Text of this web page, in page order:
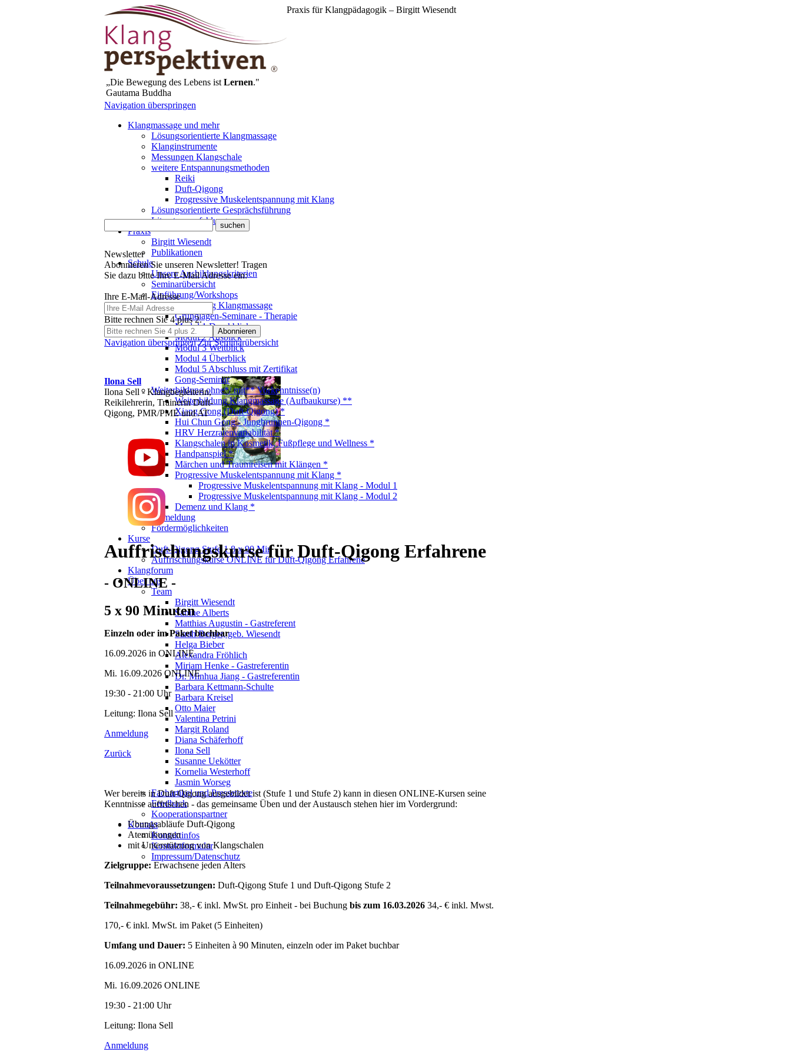
Praxis für Klangpädagogik – Birgitt Wiesendt
„Die Bewegung des Lebens ist Lernen."
Gautama Buddha
Navigation überspringen
Klangmassage und mehr
Lösungsorientierte Klangmassage
Klanginstrumente
Messungen Klangschale
weitere Entspannungsmethoden
Reiki
Duft-Qigong
Progressive Muskelentspannung mit Klang
Lösungsorientierte Gesprächsführung
Literaturempfehlungen
Praxis
Birgitt Wiesendt
Publikationen
Schule
Unsere Ausbildungskriterien
Seminarübersicht
Einführung/Workshops
Grundausbildung Klangmassage
Grundlagen-Seminare - Therapie
Modul 1 Durchblick
Modul 2 Ausblick
Modul 3 Weitblick
Modul 4 Überblick
Modul 5 Abschluss mit Zertifikat
Gong-Seminar
Weiterbildung ohne*/ mit** Vorkenntnisse(n)
Weiterbildung Klangmassage (Aufbaukurse) **
Xiang Gong (Duft-Qigong) *
Hui Chun Gong - Jungbrunnen-Qigong *
HRV Herzratenvariabilität *
Klangschalen in Kosmetik, Fußpflege und Wellness *
Handpanspiel *
Märchen und Traumreisen mit Klängen *
Progressive Muskelentspannung mit Klang *
Progressive Muskelentspannung mit Klang - Modul 1
Progressive Muskelentspannung mit Klang - Modul 2
Demenz und Klang *
Anmeldung
Fördermöglichkeiten
Kurse
Duft-Qigong Stufe 1 8 x 90 Min
Auffrischungskurse ONLINE für Duft-Qigong Erfahrene
Klangforum
Über uns
Team
Birgitt Wiesendt
Sabine Alberts
Matthias Augustin - Gastreferent
Sarah Berger, geb. Wiesendt
Helga Bieber
Alexandra Fröhlich
Miriam Henke - Gastreferentin
Dr. Minhua Jiang - Gastreferentin
Barbara Kettmann-Schulte
Barbara Kreisel
Otto Maier
Valentina Petrini
Margit Roland
Diana Schäferhoff
Ilona Sell
Susanne Uekötter
Kornelia Westerhoff
Jasmin Worseg
Fachartikel und Pressetexte
Feedback
Kooperationspartner
Kontakt
Kontaktinfos
Kontaktformular
Impressum/Datenschutz
Newsletter
Abonnieren Sie unseren Newsletter! Tragen
Sie dazu bitte Ihre E-Mail Adresse ein:
Ihre E-Mail-Adresse
Bitte rechnen Sie 4 plus 2.
Navigation überspringen Zur Seminarübersicht
Ilona Sell
Ilona Sell - Klangbegleiterin,
Reikilehrerin, Trainerin Duft-
Qigong, PMR/PME und AT
Auffrischungskurse für Duft-Qigong Erfahrene
- ONLINE -
5 x 90 Minuten
Einzeln oder im Paket buchbar
16.09.2026 in ONLINE
Mi. 16.09.2026 ONLINE
19:30 - 21:00 Uhr
Leitung: Ilona Sell
Anmeldung
Zurück
Wer bereits in Duft-Qigong ausgebildet ist (Stufe 1 und Stufe 2) kann in diesen ONLINE-Kursen seine
Kenntnisse auffrischen - das gemeinsame Üben und der Austausch stehen hier im Vordergrund:
Übungsabläufe Duft-Qigong
Atemübungen
mit Unterstützung von Klangschalen
Zielgruppe: Erwachsene jeden Alters
Teilnahmevoraussetzungen: Duft-Qigong Stufe 1 und Duft-Qigong Stufe 2
Teilnahmegebühr: 38,- € inkl. MwSt. pro Einheit - bei Buchung bis zum 16.03.2026 34,- € inkl. Mwst.
170,- € inkl. MwSt. im Paket (5 Einheiten)
Umfang und Dauer: 5 Einheiten à 90 Minuten, einzeln oder im Paket buchbar
16.09.2026 in ONLINE
Mi. 16.09.2026 ONLINE
19:30 - 21:00 Uhr
Leitung: Ilona Sell
Anmeldung